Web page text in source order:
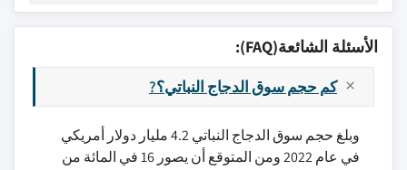
الأسئلة الشائعة(FAQ):
كم حجم سوق الدجاج النباتي؟?
وبلغ حجم سوق الدجاج النباتي 4.2 مليار دولار أمريكي
في عام 2022 ومن المتوقع أن يصور 16 في المائة من